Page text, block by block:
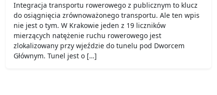
Integracja transportu rowerowego z publicznym to klucz
do osiągnięcia zrównoważonego transportu. Ale ten wpis
nie jest o tym. W Krakowie jeden z 19 liczników
mierzących natężenie ruchu rowerowego jest
zlokalizowany przy wjeździe do tunelu pod Dworcem
Głównym. Tunel jest o […]